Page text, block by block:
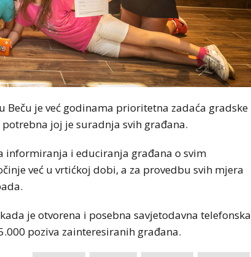
je već godinama prioritetna zadaća gradske
joj je suradnja svih građana.
informiranja i educiranja građana o svim
već u vrtićkoj dobi, a za provedbu svih mjera
je otvorena i posebna savjetodavna telefonska
poziva zainteresiranih građana.